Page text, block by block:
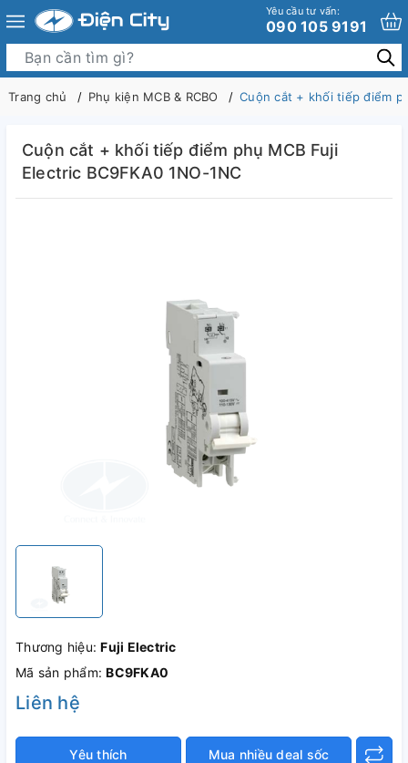
Yêu cầu tư vấn:
090 105 9191
Trang chủ Phụ kiện MCB & RCBO Cuộn cắt + khối tiếp điểm
Cuộn cắt + khối tiếp điểm phụ MCB Fuji
Electric BC9FKA0 1NO-1NC
Thương hiệu:Fuji Electric
Mã sản phẩm:BC9FKA0
Liên hệ
Yêu thích Mua nhiều deal sốc